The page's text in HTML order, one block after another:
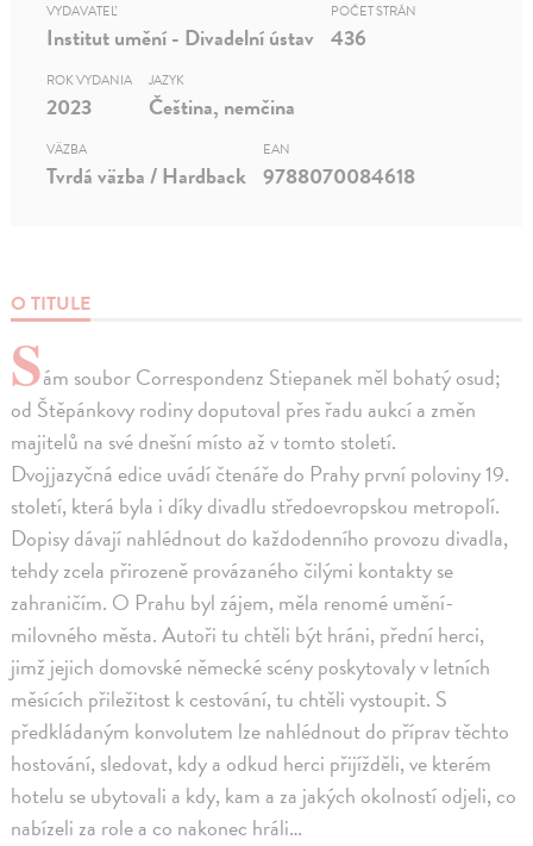
O TITULE
Sám soubor Correspondenz Stiepanek měl bohatý osud;
od Štěpánkovy rodiny doputoval přes řadu aukcí a změn
majitelů na své dnešní místo až v tomto století.
Dvojjazyčná edice uvádí čtenáře do Prahy první poloviny 19.
století, která byla i díky divadlu středoevropskou metropolí.
Dopisy dávají nahlédnout do každodenního provozu divadla,
tehdy zcela přirozeně provázaného čilými kontakty se
zahraničím. O Prahu byl zájem, měla renomé umění-
milovného města. Autoři tu chtěli být hráni, přední herci,
jimž jejich domovské německé scény poskytovaly v letních
měsících přiležitost k cestování, tu chtěli vystoupit. S
předkládaným konvolutem lze nahlédnout do příprav těchto
hostování, sledovat, kdy a odkud herci přijížděli, ve kterém
hotelu se ubytovali a kdy, kam a za jakých okolností odjeli, co
nabízeli za role a co nakonec hráli…
VYDAVATEĽ
Institut umění - Divadelní ústav
POČET STRÁN
436
ROK VYDANIA
2023
JAZYK
Čeština, nemčina
VÄZBA
Tvrdá väzba / Hardback
EAN
9788070084618